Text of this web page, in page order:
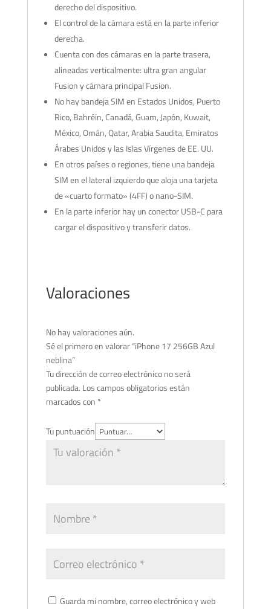
derecho del dispositivo.
El control de la cámara está en la parte inferior
derecha.
Cuenta con dos cámaras en la parte trasera,
alineadas verticalmente: ultra gran angular
Fusion y cámara principal Fusion.
No hay bandeja SIM en Estados Unidos, Puerto
Rico, Bahréin, Canadá, Guam, Japón, Kuwait,
México, Omán, Qatar, Arabia Saudita, Emiratos
Árabes Unidos y las Islas Vírgenes de EE. UU.
En otros países o regiones, tiene una bandeja
SIM en el lateral izquierdo que aloja una tarjeta
de «cuarto formato» (4FF) o nano-SIM.
En la parte inferior hay un conector USB-C para
cargar el dispositivo y transferir datos.
Valoraciones
No hay valoraciones aún.
Sé el primero en valorar “iPhone 17 256GB Azul
neblina”
Tu dirección de correo electrónico no será
publicada. Los campos obligatorios están
marcados con *
Tu puntuación
Guarda mi nombre, correo electrónico y web